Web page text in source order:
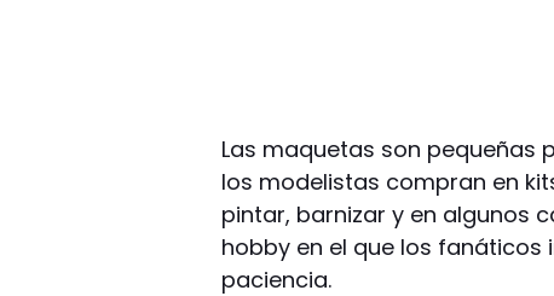
Las maquetas son pequeñas
los modelistas compran en
pintar, barnizar y en algunos
hobby en el que los fanáticos
paciencia.